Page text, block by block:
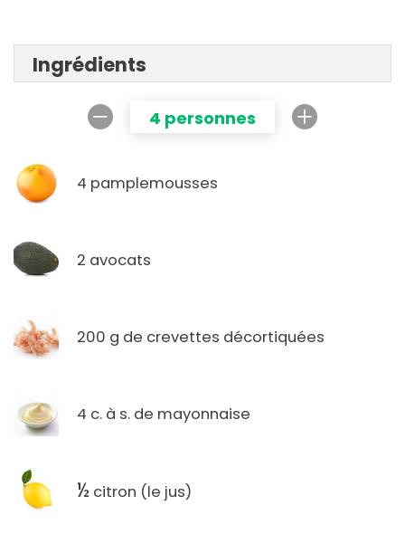
Ingrédients
4 personnes
4 pamplemousses
2 avocats
200 g de crevettes décortiquées
4 c. à s. de mayonnaise
½ citron (le jus)